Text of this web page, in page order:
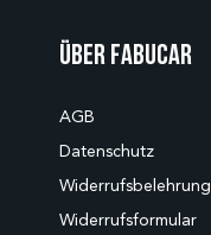
Über Fabucar
AGB
Datenschutz
Widerrufsbelehrung
Widerrufsformular